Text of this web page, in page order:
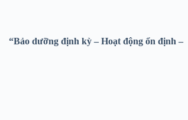
“Bảo dưỡng định kỳ – Hoạt động ổn định –